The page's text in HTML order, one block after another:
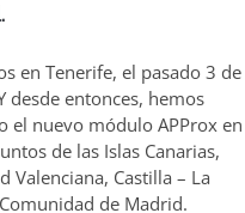
en Tenerife, el pasado 3 de
desde entonces, hemos
el nuevo módulo APProx en
de las Islas Canarias,
Valenciana, Castilla – La
de Madrid.